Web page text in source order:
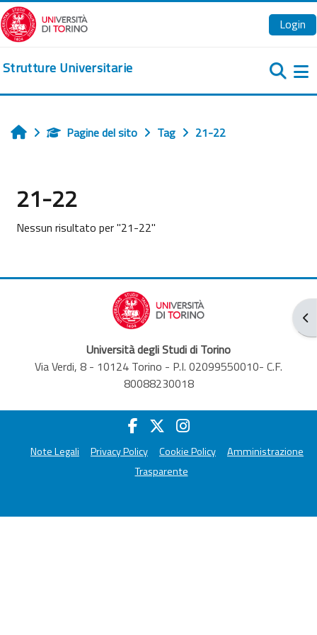
Vai al contenuto principale
Login
Strutture Universitarie
HomePagine del sito Tag 21-22
21-22
Nessun risultato per "21-22"
Università degli Studi di Torino
Via Verdi, 8 - 10124 Torino - P.I. 02099550010- C.F.
80088230018
Note Legali Privacy Policy Cookie Policy
Amministrazione
Trasparente